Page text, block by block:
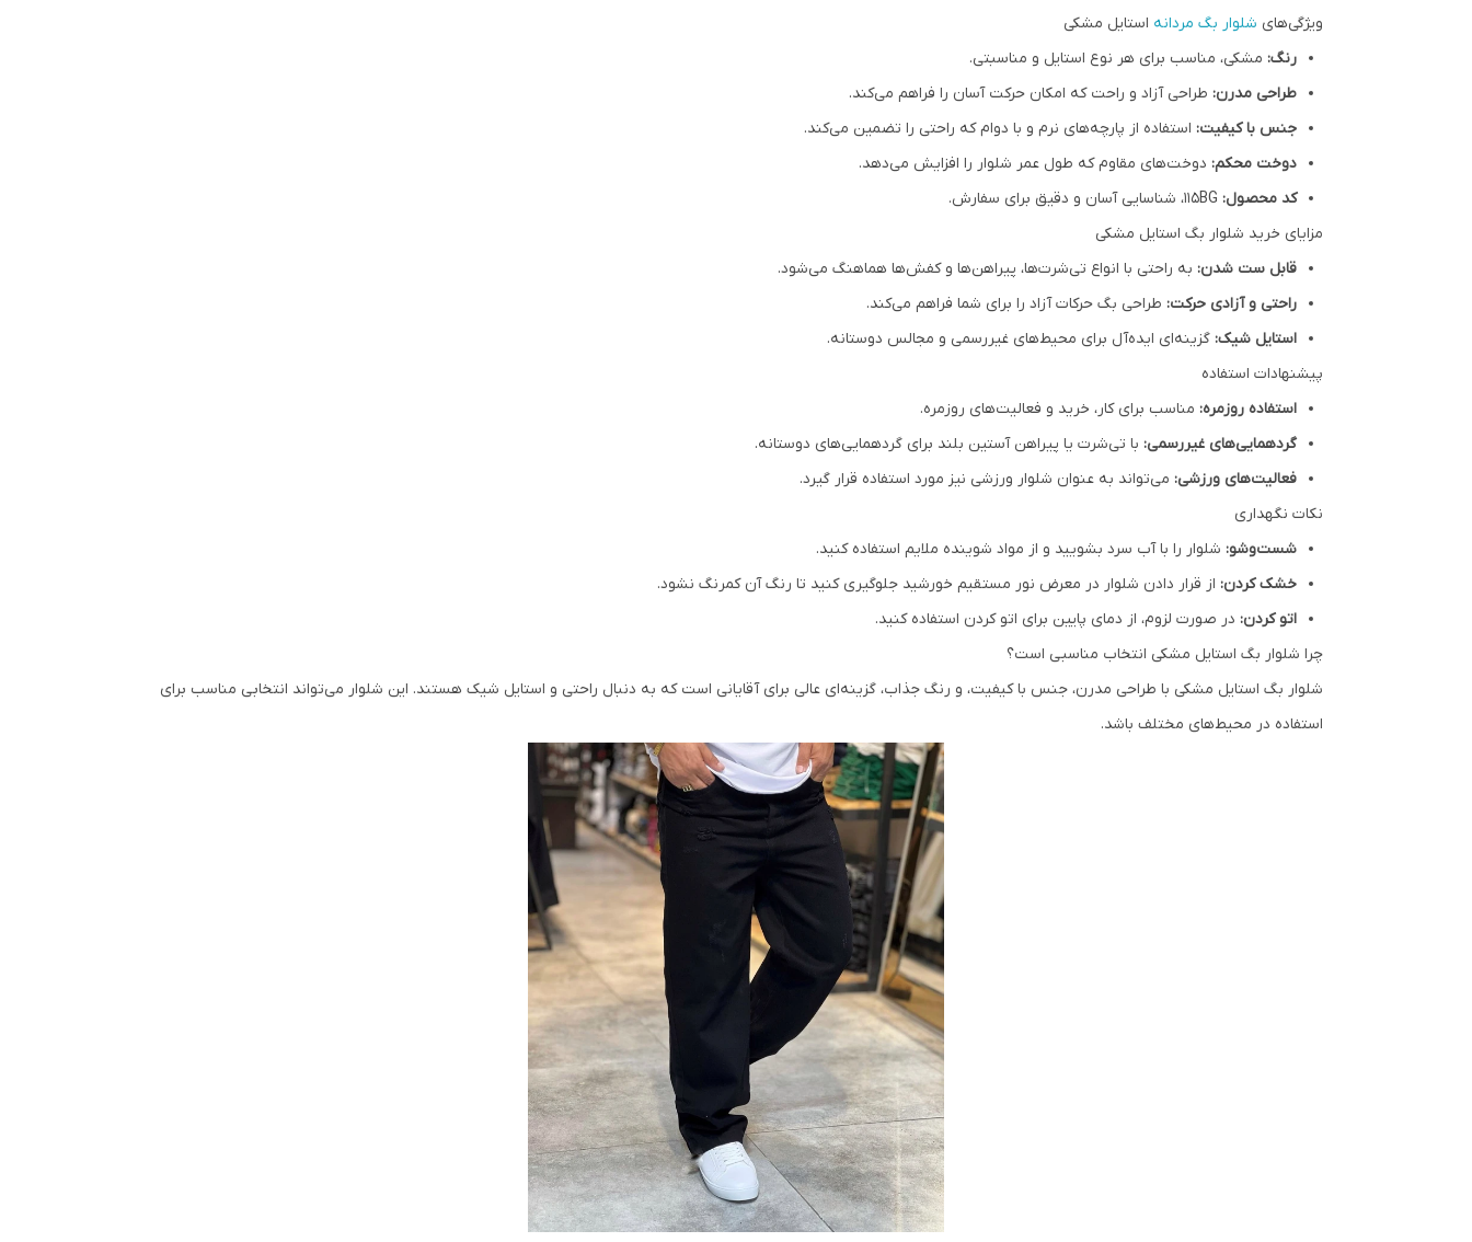
ویژگی‌های شلوار بگ مردانه استایل مشکی
رنگ: مشکی، مناسب برای هر نوع استایل و مناسبتی.
طراحی مدرن: طراحی آزاد و راحت که امکان حرکت آسان را فراهم می‌کند.
جنس با کیفیت: استفاده از پارچه‌های نرم و با دوام که راحتی را تضمین می‌کند.
دوخت محکم: دوخت‌های مقاوم که طول عمر شلوار را افزایش می‌دهد.
کد محصول:
مزایای خرید شلوار بگ استایل مشکی
قابل ست شدن: به راحتی با انواع تی‌شرت‌ها، پیراهن‌ها و کفش‌ها هماهنگ می‌شود.
راحتی و آزادی حرکت: طراحی بگ حرکات آزاد را برای شما فراهم می‌کند.
استایل شیک: گزینه‌ای ایده‌آل برای محیط‌های غیررسمی و مجالس دوستانه.
پیشنهادات استفاده
استفاده روزمره: مناسب برای کار، خرید و فعالیت‌های روزمره.
گردهمایی‌های غیررسمی: با تی‌شرت یا پیراهن آستین بلند برای گردهمایی‌های دوستانه.
فعالیت‌های ورزشی: می‌تواند به عنوان شلوار ورزشی نیز مورد استفاده قرار گیرد.
نکات نگهداری
شست‌وشو: شلوار را با آب سرد بشویید و از مواد شوینده ملایم استفاده کنید.
خشک کردن: از قرار دادن شلوار در معرض نور مستقیم خورشید جلوگیری کنید تا رنگ آن کمرنگ نشود.
اتو کردن: در صورت لزوم، از دمای پایین برای اتو کردن استفاده کنید.
چرا شلوار بگ استایل مشکی انتخاب مناسبی است؟
شلوار بگ استایل مشکی با طراحی مدرن، جنس با کیفیت، و رنگ جذاب، گزینه‌ای عالی برای آقایانی است که به دنبال راحتی و استایل شیک هستند. این شلوار می‌تواند انتخابی مناسب برای
استفاده در محیط‌های مختلف باشد.